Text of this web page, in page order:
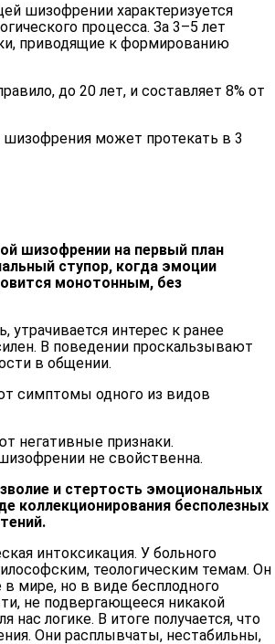
шизофрении характеризуется
процесса. За 3–5 лет
приводящие к формированию
до 20 лет, и составляет 8% от
шизофрения может протекать в 3
шизофрении на первый план
ступор, когда эмоции
монотонным, без
утрачивается интерес к ранее
В поведении проскальзывают
в общении.
симптомы одного из видов
негативные признаки.
не свойственна.
и стертость эмоциональных
коллекционирования бесполезных
интоксикация. У больного
теологическим темам. Он
в мире, но в виде бесплодного
не подвергающееся никакой
нас логике. В итоге получается, что
Они расплывчаты, нестабильны,